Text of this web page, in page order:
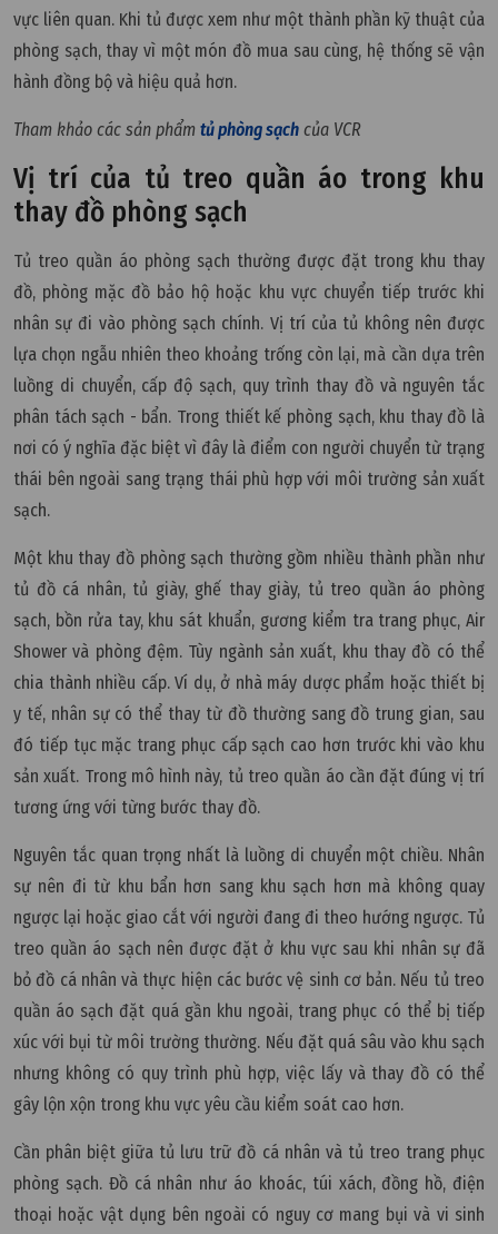
vực liên quan. Khi tủ được xem như một thành phần kỹ thuật của
phòng sạch, thay vì một món đồ mua sau cùng, hệ thống sẽ vận
hành đồng bộ và hiệu quả hơn.
Tham khảo các sản phẩm tủ phòng sạch của VCR
Vị trí của tủ treo quần áo trong khu
thay đồ phòng sạch
Tủ treo quần áo phòng sạch thường được đặt trong khu thay
đồ, phòng mặc đồ bảo hộ hoặc khu vực chuyển tiếp trước khi
nhân sự đi vào phòng sạch chính. Vị trí của tủ không nên được
lựa chọn ngẫu nhiên theo khoảng trống còn lại, mà cần dựa trên
luồng di chuyển, cấp độ sạch, quy trình thay đồ và nguyên tắc
phân tách sạch - bẩn. Trong thiết kế phòng sạch, khu thay đồ là
nơi có ý nghĩa đặc biệt vì đây là điểm con người chuyển từ trạng
thái bên ngoài sang trạng thái phù hợp với môi trường sản xuất
sạch.
Một khu thay đồ phòng sạch thường gồm nhiều thành phần như
tủ đồ cá nhân, tủ giày, ghế thay giày, tủ treo quần áo phòng
sạch, bồn rửa tay, khu sát khuẩn, gương kiểm tra trang phục, Air
Shower và phòng đệm. Tùy ngành sản xuất, khu thay đồ có thể
chia thành nhiều cấp. Ví dụ, ở nhà máy dược phẩm hoặc thiết bị
y tế, nhân sự có thể thay từ đồ thường sang đồ trung gian, sau
đó tiếp tục mặc trang phục cấp sạch cao hơn trước khi vào khu
sản xuất. Trong mô hình này, tủ treo quần áo cần đặt đúng vị trí
tương ứng với từng bước thay đồ.
Nguyên tắc quan trọng nhất là luồng di chuyển một chiều. Nhân
sự nên đi từ khu bẩn hơn sang khu sạch hơn mà không quay
ngược lại hoặc giao cắt với người đang đi theo hướng ngược. Tủ
treo quần áo sạch nên được đặt ở khu vực sau khi nhân sự đã
bỏ đồ cá nhân và thực hiện các bước vệ sinh cơ bản. Nếu tủ treo
quần áo sạch đặt quá gần khu ngoài, trang phục có thể bị tiếp
xúc với bụi từ môi trường thường. Nếu đặt quá sâu vào khu sạch
nhưng không có quy trình phù hợp, việc lấy và thay đồ có thể
gây lộn xộn trong khu vực yêu cầu kiểm soát cao hơn.
Cần phân biệt giữa tủ lưu trữ đồ cá nhân và tủ treo trang phục
phòng sạch. Đồ cá nhân như áo khoác, túi xách, đồng hồ, điện
thoại hoặc vật dụng bên ngoài có nguy cơ mang bụi và vi sinh